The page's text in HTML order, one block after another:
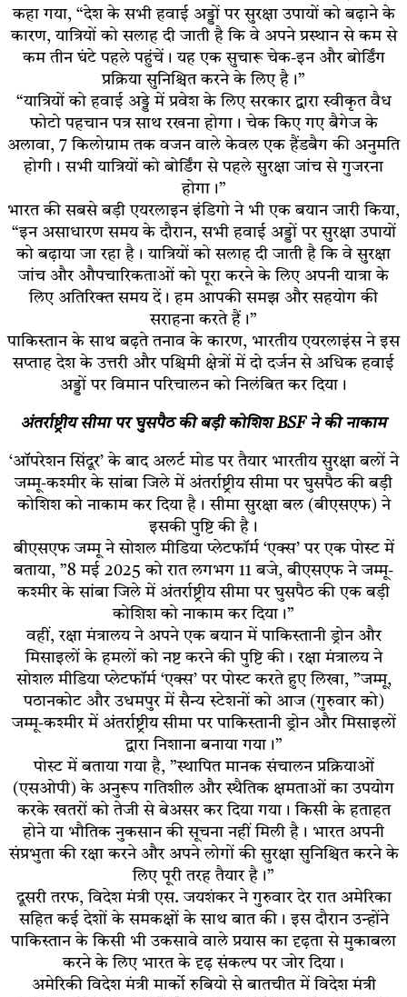
कहा गया, “देश के सभी हवाई अड्डों पर सुरक्षा उपायों को बढ़ाने के
कारण, यात्रियों को सलाह दी जाती है कि वे अपने प्रस्थान से कम से
कम तीन घंटे पहले पहुंचें। यह एक सुचारू चेक-इन और बोर्डिंग
प्रक्रिया सुनिश्चित करने के लिए है।”
“यात्रियों को हवाई अड्डे में प्रवेश के लिए सरकार द्वारा स्वीकृत वैध
फोटो पहचान पत्र साथ रखना होगा। चेक किए गए बैगेज के
अलावा, 7 किलोग्राम तक वजन वाले केवल एक हैंडबैग की अनुमति
होगी। सभी यात्रियों को बोर्डिंग से पहले सुरक्षा जांच से गुजरना
होगा।”
भारत की सबसे बड़ी एयरलाइन इंडिगो ने भी एक बयान जारी किया,
“इन असाधारण समय के दौरान, सभी हवाई अड्डों पर सुरक्षा उपायों
को बढ़ाया जा रहा है। यात्रियों को सलाह दी जाती है कि वे सुरक्षा
जांच और औपचारिकताओं को पूरा करने के लिए अपनी यात्रा के
लिए अतिरिक्त समय दें। हम आपकी समझ और सहयोग की
सराहना करते हैं।”
पाकिस्तान के साथ बढ़ते तनाव के कारण, भारतीय एयरलाइंस ने इस
सप्ताह देश के उत्तरी और पश्चिमी क्षेत्रों में दो दर्जन से अधिक हवाई
अड्डों पर विमान परिचालन को निलंबित कर दिया।
अंतर्राष्ट्रीय सीमा पर घुसपैठ की बड़ी कोशिश BSF ने की नाकाम
‘ऑपरेशन सिंदूर’ के बाद अलर्ट मोड पर तैयार भारतीय सुरक्षा बलों ने
जम्मू-कश्मीर के सांबा जिले में अंतर्राष्ट्रीय सीमा पर घुसपैठ की बड़ी
कोशिश को नाकाम कर दिया है। सीमा सुरक्षा बल (बीएसएफ) ने
इसकी पुष्टि की है।
बीएसएफ जम्मू ने सोशल मीडिया प्लेटफॉर्म ‘एक्स’ पर एक पोस्ट में
बताया, ”8 मई 2025 को रात लगभग 11 बजे, बीएसएफ ने जम्मू-
कश्मीर के सांबा जिले में अंतर्राष्ट्रीय सीमा पर घुसपैठ की एक बड़ी
कोशिश को नाकाम कर दिया।”
वहीं, रक्षा मंत्रालय ने अपने एक बयान में पाकिस्तानी ड्रोन और
मिसाइलों के हमलों को नष्ट करने की पुष्टि की। रक्षा मंत्रालय ने
सोशल मीडिया प्लेटफॉर्म ‘एक्स’ पर पोस्ट करते हुए लिखा, ”जम्मू,
पठानकोट और उधमपुर में सैन्य स्टेशनों को आज (गुरुवार को)
जम्मू-कश्मीर में अंतर्राष्ट्रीय सीमा पर पाकिस्तानी ड्रोन और मिसाइलों
द्वारा निशाना बनाया गया।”
पोस्ट में बताया गया है, ”स्थापित मानक संचालन प्रक्रियाओं
(एसओपी) के अनुरूप गतिशील और स्थैतिक क्षमताओं का उपयोग
करके खतरों को तेजी से बेअसर कर दिया गया। किसी के हताहत
होने या भौतिक नुकसान की सूचना नहीं मिली है। भारत अपनी
संप्रभुता की रक्षा करने और अपने लोगों की सुरक्षा सुनिश्चित करने के
लिए पूरी तरह तैयार है।”
दूसरी तरफ, विदेश मंत्री एस. जयशंकर ने गुरुवार देर रात अमेरिका
सहित कई देशों के समकक्षों के साथ बात की। इस दौरान उन्होंने
पाकिस्तान के किसी भी उकसावे वाले प्रयास का दृढ़ता से मुकाबला
करने के लिए भारत के दृढ़ संकल्प पर जोर दिया।
अमेरिकी विदेश मंत्री मार्को रुबियो से बातचीत में विदेश मंत्री